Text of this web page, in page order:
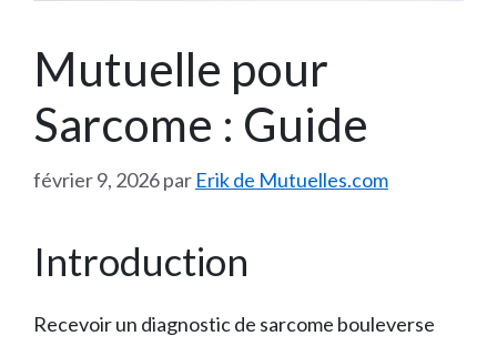
Mutuelle pour
Sarcome : Guide
février 9, 2026par Erik de Mutuelles.com
Introduction
Recevoir un diagnostic de sarcome bouleverse